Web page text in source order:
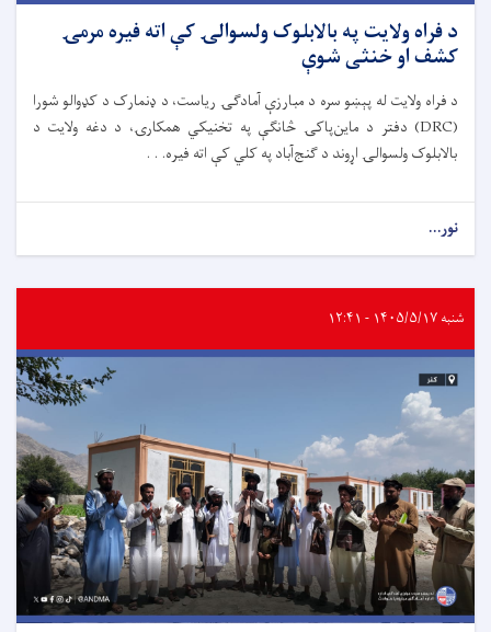
د فراه ولایت په بالابلوک ولسوالۍ کې اته فیره مرمۍ
کشف او خنثی شوې
د فراه ولایت له پېښو سره د مبارزې آمادګۍ ریاست، د ډنمارک د کډوالو شورا
(DRC) دفتر د ماین‌پاکۍ څانګې په تخنیکي همکارۍ، د دغه ولایت د
بالابلوک ولسوالۍ اړوند د ګنج‌آباد په کلي کې اته فیره. . .
نور...
شنبه ۱۴۰۵/۵/۱۷ - ۱۲:۴۱